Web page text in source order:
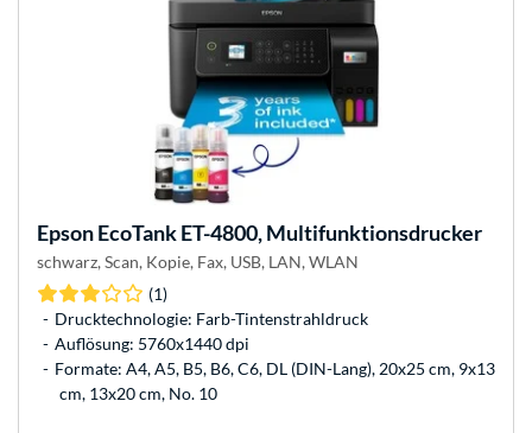
EpsonEcoTank ET-4800, Multifunktionsdrucker
schwarz, Scan, Kopie, Fax, USB, LAN, WLAN
(1)
Drucktechnologie: Farb-Tintenstrahldruck
Auflösung: 5760x1440 dpi
Formate: A4, A5, B5, B6, C6, DL (DIN-Lang), 20x25 cm, 9x13
cm, 13x20 cm, No. 10